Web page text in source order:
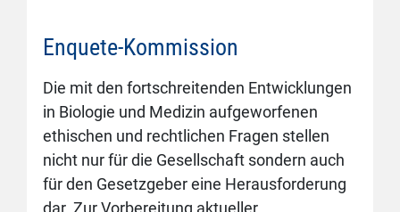
Enquete-Kommission
Die mit den fortschreitenden Entwicklungen
in Biologie und Medizin aufgeworfenen
ethischen und rechtlichen Fragen stellen
nicht nur für die Gesellschaft sondern auch
für den Gesetzgeber eine Herausforderung
dar. Zur Vorbereitung aktueller